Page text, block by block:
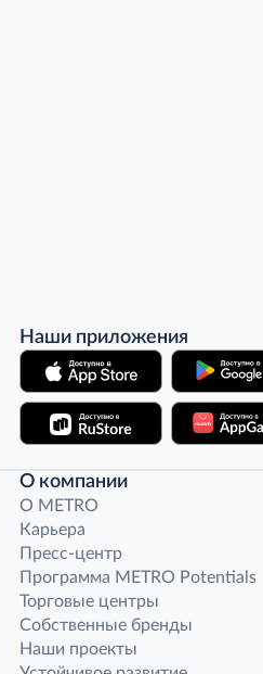
Наши приложения
О компании
O METRO
Карьера
Пресс-центр
Программа METRO Potentials
Торговые центры
Собственные бренды
Наши проекты